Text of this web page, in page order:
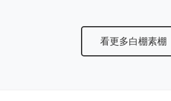
看更多白棚素棚